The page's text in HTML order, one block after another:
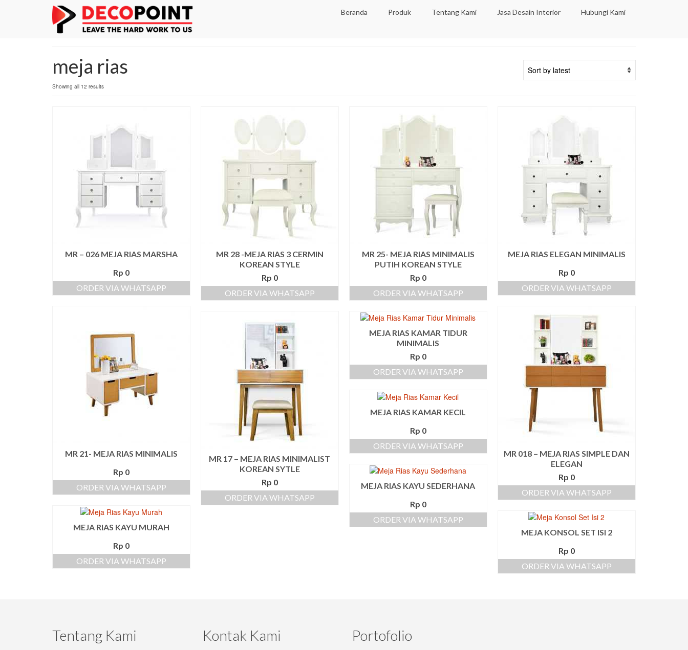
Beranda Produk Tentang Kami Jasa Desain Interior Hubungi Kami
meja rias
Showing all 12 resultsSorted
MR – 026 MEJA RIAS MARSHA
Rp 0
ORDER VIA WHATSAPP
MR 28 -MEJA RIAS 3 CERMIN
KOREAN STYLE
Rp 0
ORDER VIA WHATSAPP
MR 25- MEJA RIAS MINIMALIS
PUTIH KOREAN STYLE
Rp 0
ORDER VIA WHATSAPP
MEJA RIAS ELEGAN MINIMALIS
Rp 0
ORDER VIA WHATSAPP
MR 21- MEJA RIAS MINIMALIS
Rp 0
ORDER VIA WHATSAPP
MR 018 – MEJA RIAS SIMPLE DAN
ELEGAN
Rp 0
ORDER VIA WHATSAPP
MR 17 – MEJA RIAS MINIMALIST
KOREAN SYTLE
Rp 0
ORDER VIA WHATSAPP
MEJA RIAS KAMAR TIDUR
MINIMALIS
Rp 0
ORDER VIA WHATSAPP
MEJA RIAS KAMAR KECIL
Rp 0
ORDER VIA WHATSAPP
MEJA RIAS KAYU SEDERHANA
Rp 0
ORDER VIA WHATSAPP
MEJA RIAS KAYU MURAH
Rp 0
ORDER VIA WHATSAPP
MEJA KONSOL SET ISI 2
Rp 0
ORDER VIA WHATSAPP
Tentang Kami Kontak Kami Portofolio